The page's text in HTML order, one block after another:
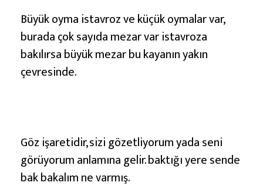
Büyük oyma istavroz ve küçük oymalar var,
burada çok sayıda mezar var istavroza
bakılırsa büyük mezar bu kayanın yakın
çevresinde.
Göz işaretidir, sizi gözetliyorum yada seni
görüyorum anlamına gelir. baktığı yere sende
bak bakalım ne varmış.